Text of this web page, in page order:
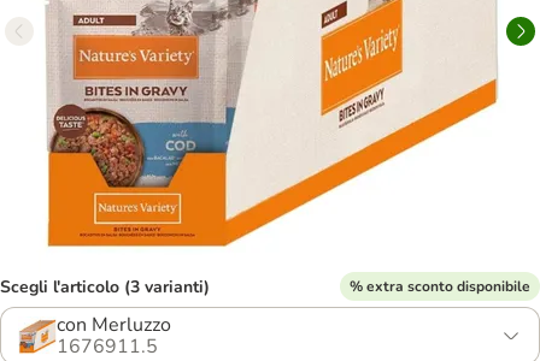
Scegli l'articolo (3 varianti) % extra sconto disponibile
con Merluzzo
1676911.5